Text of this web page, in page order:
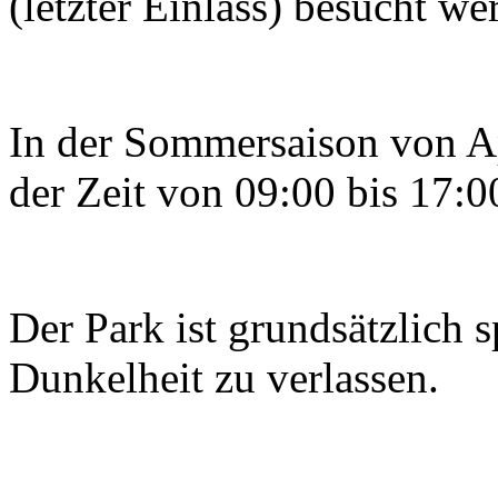
In der Sommersaison von
der Zeit von 09:00 bis
Der Park ist grundsätzlich
Dunkelheit zu verlassen.